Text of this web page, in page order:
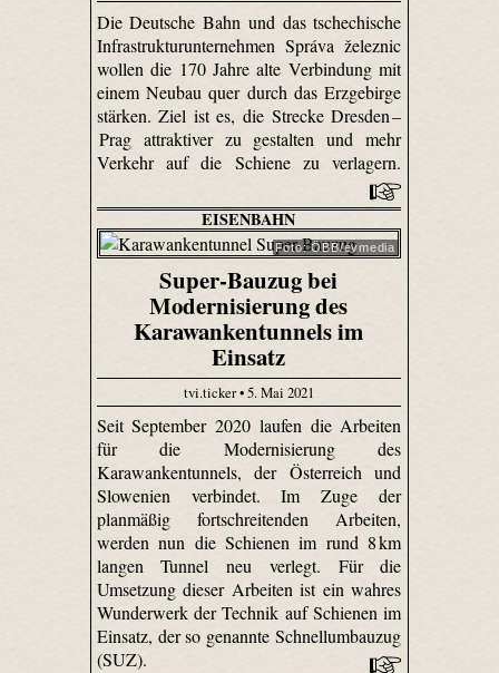
Die Deutsche Bahn und das tschechische
Infrastrukturunternehmen Správa železnic
wollen die 170 Jahre alte Verbindung mit
einem Neubau quer durch das Erzgebirge
stärken. Ziel ist es, die Strecke Dresden –
Prag attraktiver zu gestalten und mehr
Verkehr auf die Schiene zu verlagern.
EISENBAHN
Foto: ÖBB/evmedia
Super-Bauzug bei
Modernisierung des
Karawankentunnels im
Einsatz
tvi.ticker • 5. Mai 2021
Seit September 2020 laufen die Arbeiten
für die Modernisierung des
Karawankentunnels, der Österreich und
Slowenien verbindet. Im Zuge der
planmäßig fortschreitenden Arbeiten,
werden nun die Schienen im rund 8 km
langen Tunnel neu verlegt. Für die
Umsetzung dieser Arbeiten ist ein wahres
Wunderwerk der Technik auf Schienen im
Einsatz, der so genannte Schnellumbauzug
(SUZ).